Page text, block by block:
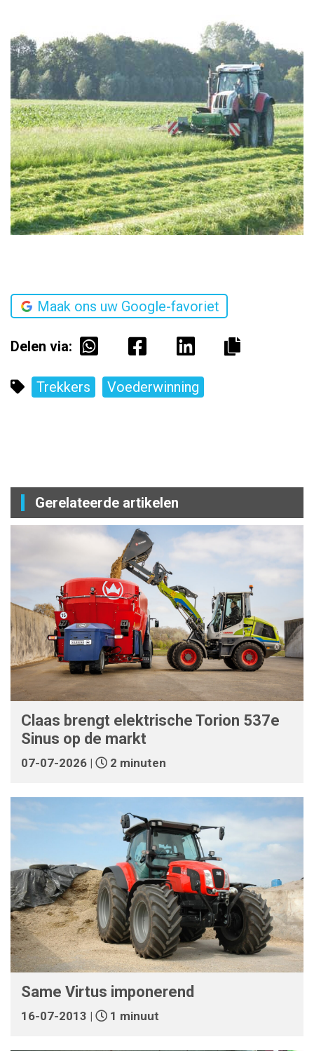
Maak ons uw Google-favoriet
Delen via:
Trekkers Voederwinning
Gerelateerde artikelen
Claas brengt elektrische Torion 537e
Sinus op de markt
07-07-2026 | 2 minuten
Same Virtus imponerend
16-07-2013 | 1 minuut